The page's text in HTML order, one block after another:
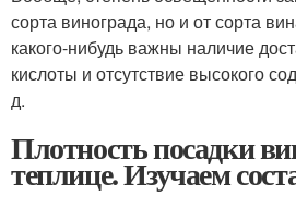
сорта винограда, но и от сорта
какого-нибудь важны наличие
кислоты и отсутствие высокого
д.
Плотность посадки
теплице. Изучаем